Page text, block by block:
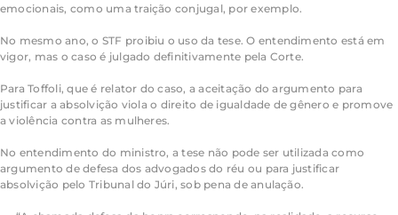
emocionais, como uma traição conjugal, por exemplo.
No mesmo ano, o STF proibiu o uso da tese. O entendimento está em
vigor, mas o caso é julgado definitivamente pela Corte.
Para Toffoli, que é relator do caso, a aceitação do argumento para
justificar a absolvição viola o direito de igualdade de gênero e promove
a violência contra as mulheres.
No entendimento do ministro, a tese não pode ser utilizada como
argumento de defesa dos advogados do réu ou para justificar
absolvição pelo Tribunal do Júri, sob pena de anulação.